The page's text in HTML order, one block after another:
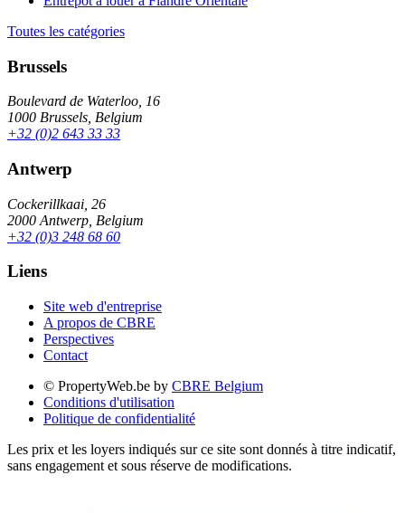
Toutes les catégories
Brussels
Boulevard de Waterloo, 16
1000 Brussels, Belgium
+32 (0)2 643 33 33
Antwerp
Cockerillkaai, 26
2000 Antwerp, Belgium
+32 (0)3 248 68 60
Liens
Site web d'entreprise
A propos de CBRE
Perspectives
Contact
© PropertyWeb.be by CBRE Belgium
Conditions d'utilisation
Politique de confidentialité
Les prix et les loyers indiqués sur ce site sont donnés à titre indicatif,
sans engagement et sous réserve de modifications.